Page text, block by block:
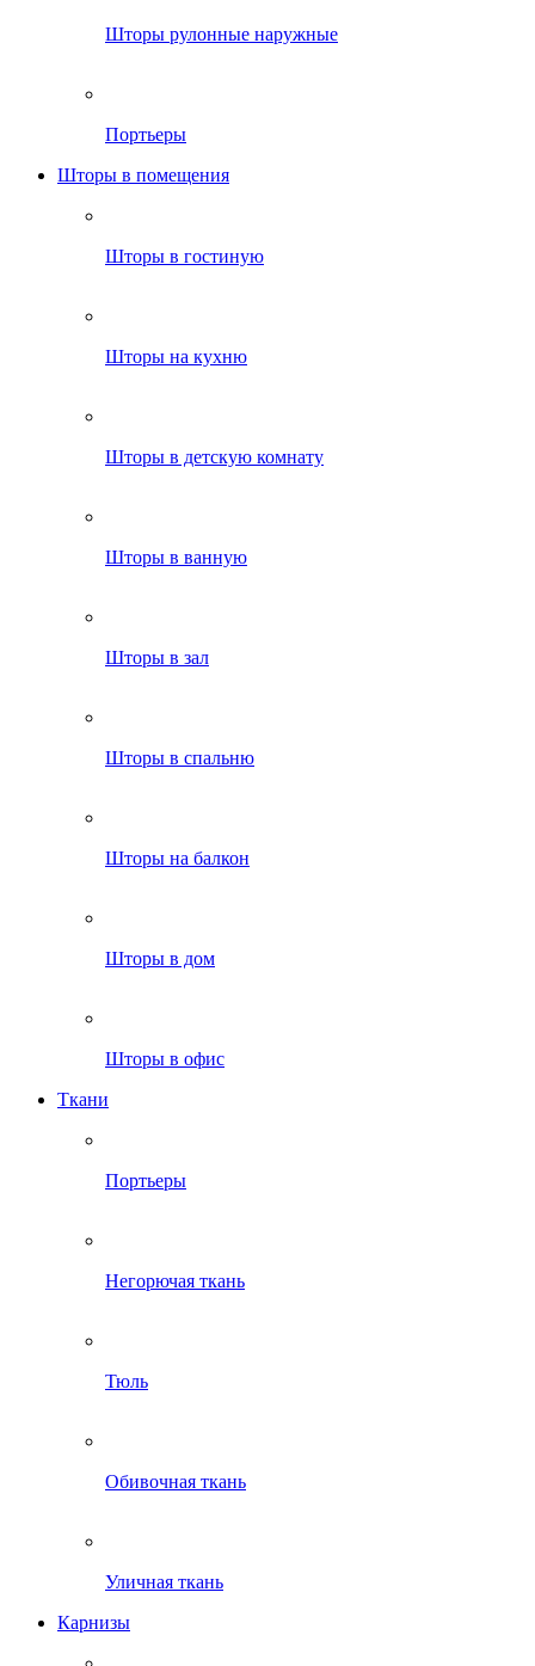
Шторы рулонные наружные
Портьеры
Шторы в помещения
Шторы в гостиную
Шторы на кухню
Шторы в детскую комнату
Шторы в ванную
Шторы в зал
Шторы в спальню
Шторы на балкон
Шторы в дом
Шторы в офис
Ткани
Портьеры
Негорючая ткань
Тюль
Обивочная ткань
Уличная ткань
Карнизы